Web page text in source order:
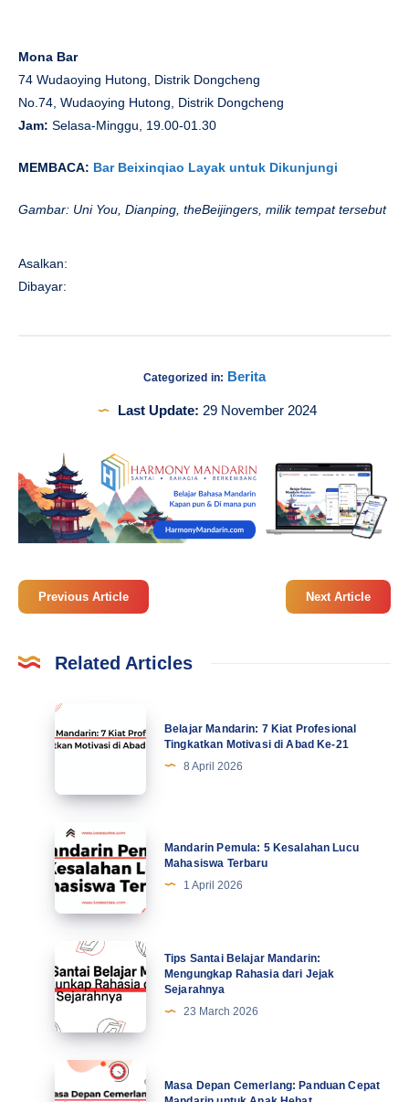
Mona Bar
74 Wudaoying Hutong, Distrik Dongcheng
No.74, Wudaoying Hutong, Distrik Dongcheng
Jam: Selasa-Minggu, 19.00-01.30
MEMBACA: Bar Beixinqiao Layak untuk Dikunjungi
Gambar: Uni You, Dianping, theBeijingers, milik tempat tersebut
Asalkan:
Dibayar:
Categorized in: Berita
Last Update: 29 November 2024
Previous Article Next Article
Related Articles
Belajar
Mandarin:
Profesional
Tingkatkan
Motivasi
di
Abad
Ke-
Belajar Mandarin: 7 Kiat Profesional
Tingkatkan Motivasi di Abad Ke-21
8 April 2026
Mandarin
Pemula:
5
Kesalahan
Lucu
Mahasiswa
Terbaru
Mandarin Pemula: 5 Kesalahan Lucu
Mahasiswa Terbaru
1 April 2026
Tips
Santai
Belajar
Mandarin:
Mengungkap
Rahasia
dari
Tips Santai Belajar Mandarin:
Mengungkap Rahasia dari Jejak
Sejarahnya
23 March 2026
Masa
Depan
Masa Depan Cemerlang: Panduan Cepat